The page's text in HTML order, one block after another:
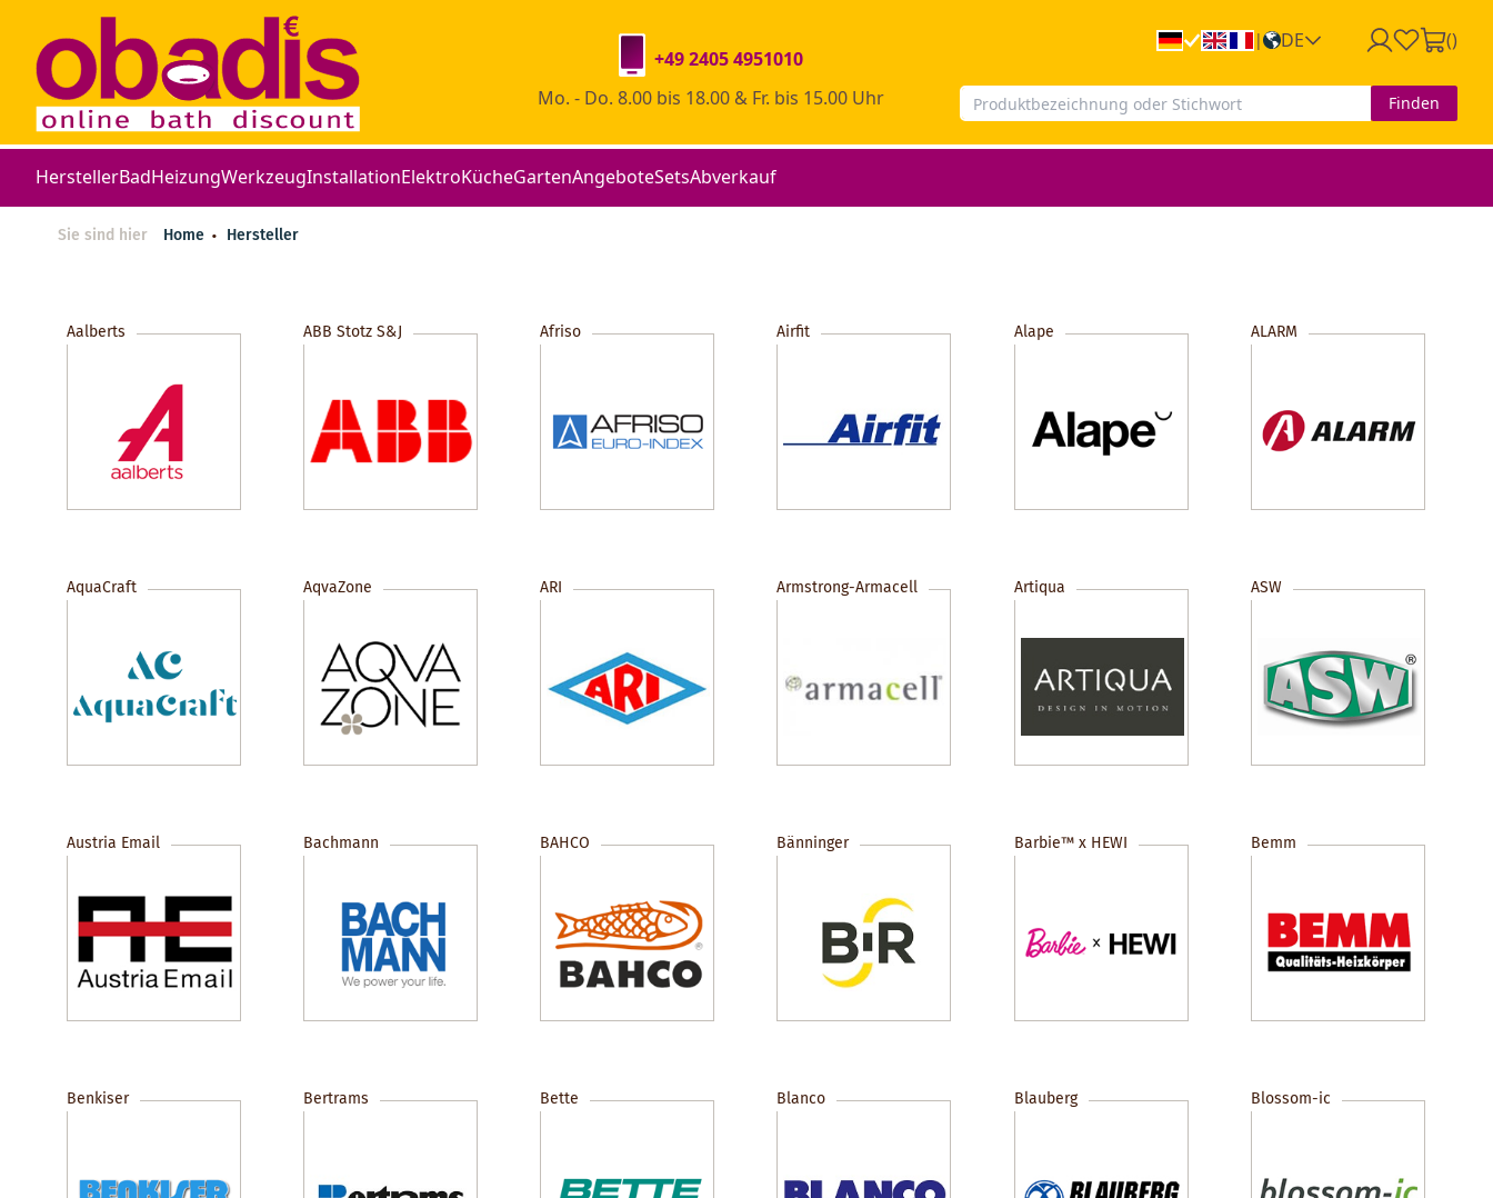
| DE ()
+49 2405 4951010
Mo. - Do. 8.00 bis 18.00 & Fr. bis 15.00 Uhr
Finden
HerstellerBadHeizungWerkzeugInstallationElektroKücheGartenAngeboteSetsAbverkauf
Sie sind hier Home Hersteller
Aalberts ABB Stotz S&J Afriso Airfit Alape ALARM
AquaCraft AqvaZone ARI Armstrong-Armacell Artiqua ASW
Austria Email Bachmann BAHCO Bänninger Barbie™ x HEWI Bemm
Benkiser Bertrams Bette Blanco Blauberg Blossom-ic